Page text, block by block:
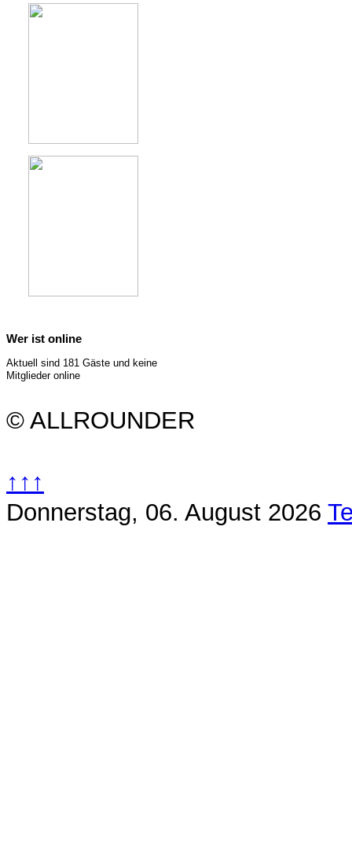
Wer ist online
Aktuell sind 181 Gäste und keine
Mitglieder online
© ALLROUNDER
↑↑↑
Donnerstag, 06. August 2026